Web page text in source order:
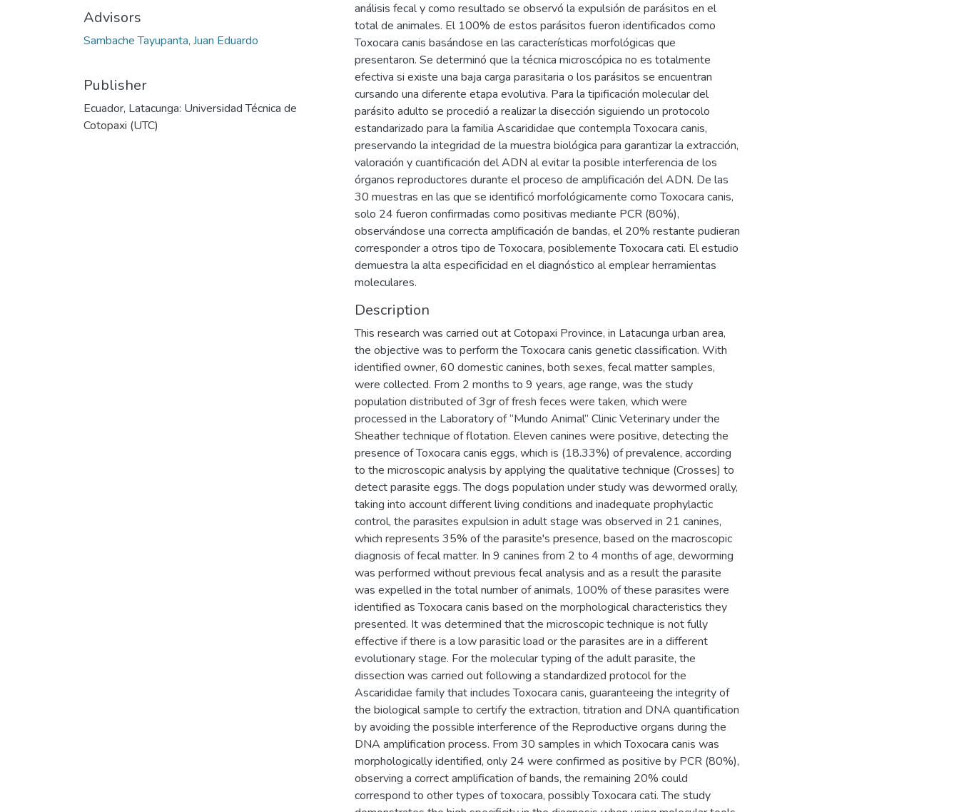
Advisors
Sambache Tayupanta, Juan Eduardo
Publisher
Ecuador, Latacunga: Universidad Técnica de
Cotopaxi (UTC)
análisis fecal y como resultado se observó la expulsión de parásitos en el
total de animales. El 100% de estos parásitos fueron identificados como
Toxocara canis basándose en las características morfológicas que
presentaron. Se determinó que la técnica microscópica no es totalmente
efectiva si existe una baja carga parasitaria o los parásitos se encuentran
cursando una diferente etapa evolutiva. Para la tipificación molecular del
parásito adulto se procedió a realizar la disección siguiendo un protocolo
estandarizado para la familia Ascarididae que contempla Toxocara canis,
preservando la integridad de la muestra biológica para garantizar la extracción,
valoración y cuantificación del ADN al evitar la posible interferencia de los
órganos reproductores durante el proceso de amplificación del ADN. De las
30 muestras en las que se identificó morfológicamente como Toxocara canis,
solo 24 fueron confirmadas como positivas mediante PCR (80%),
observándose una correcta amplificación de bandas, el 20% restante pudieran
corresponder a otros tipo de Toxocara, posiblemente Toxocara cati. El estudio
demuestra la alta especificidad en el diagnóstico al emplear herramientas
moleculares.
Description
This research was carried out at Cotopaxi Province, in Latacunga urban area,
the objective was to perform the Toxocara canis genetic classification. With
identified owner, 60 domestic canines, both sexes, fecal matter samples,
were collected. From 2 months to 9 years, age range, was the study
population distributed of 3gr of fresh feces were taken, which were
processed in the Laboratory of “Mundo Animal” Clinic Veterinary under the
Sheather technique of flotation. Eleven canines were positive, detecting the
presence of Toxocara canis eggs, which is (18.33%) of prevalence, according
to the microscopic analysis by applying the qualitative technique (Crosses) to
detect parasite eggs. The dogs population under study was dewormed orally,
taking into account different living conditions and inadequate prophylactic
control, the parasites expulsion in adult stage was observed in 21 canines,
which represents 35% of the parasite's presence, based on the macroscopic
diagnosis of fecal matter. In 9 canines from 2 to 4 months of age, deworming
was performed without previous fecal analysis and as a result the parasite
was expelled in the total number of animals, 100% of these parasites were
identified as Toxocara canis based on the morphological characteristics they
presented. It was determined that the microscopic technique is not fully
effective if there is a low parasitic load or the parasites are in a different
evolutionary stage. For the molecular typing of the adult parasite, the
dissection was carried out following a standardized protocol for the
Ascarididae family that includes Toxocara canis, guaranteeing the integrity of
the biological sample to certify the extraction, titration and DNA quantification
by avoiding the possible interference of the Reproductive organs during the
DNA amplification process. From 30 samples in which Toxocara canis was
morphologically identified, only 24 were confirmed as positive by PCR (80%),
observing a correct amplification of bands, the remaining 20% could
correspond to other types of toxocara, possibly Toxocara cati. The study